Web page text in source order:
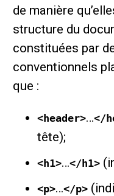
de manière
structure du
constituées par
conventionnels
que :
<header>…</
tête);
<h1>…</h1>
<p>…</p>